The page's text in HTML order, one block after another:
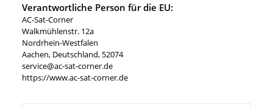
Verantwortliche Person für die EU:
AC-Sat-Corner
Walkmühlenstr. 12a
Nordrhein-Westfalen
Aachen, Deutschland, 52074
service@ac-sat-corner.de
https://www.ac-sat-corner.de